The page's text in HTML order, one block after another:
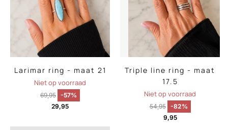
Larimar ring - maat 21
Niet op voorraad
69,95 -57%
29,95
Triple line ring - maat
17.5
Niet op voorraad
54,95
-82%
9,95